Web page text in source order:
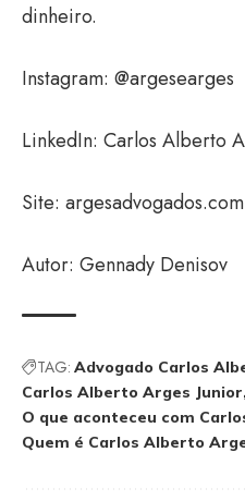
dinheiro.
Instagram: @argesearges
LinkedIn: Carlos Alberto
Site:
Autor: Gennady Denisov
TAG: Advogado Carlos
Carlos Alberto Arges Junior
O que aconteceu com
Quem é Carlos Alberto